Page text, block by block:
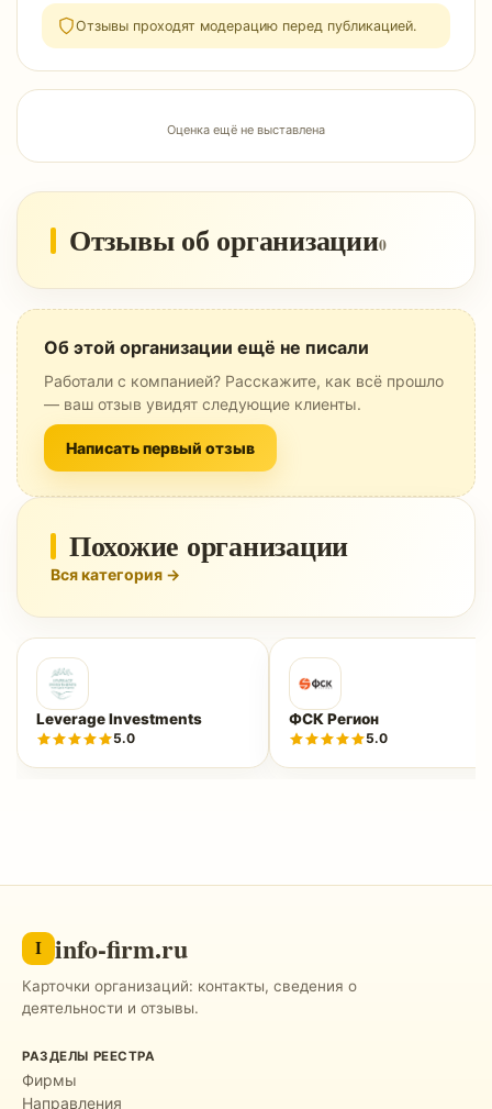
Отзывы проходят модерацию перед публикацией.
Оценка ещё не выставлена
Отзывы об организации0
Об этой организации ещё не писали
Работали с компанией? Расскажите, как всё прошло
— ваш отзыв увидят следующие клиенты.
Написать первый отзыв
Похожие организации
Вся категория →
Leverage Investments
5.0
ФСК Регион
5.0
I info-firm.ru
Карточки организаций: контакты, сведения о
деятельности и отзывы.
РАЗДЕЛЫ РЕЕСТРА
Фирмы
Направления